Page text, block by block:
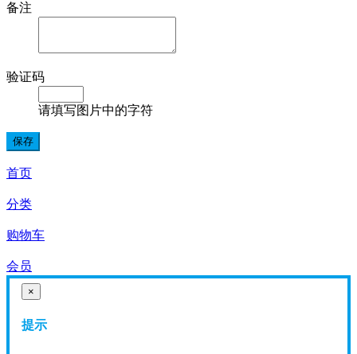
备注
验证码
请填写图片中的字符
首页
分类
购物车
会员
×
提示